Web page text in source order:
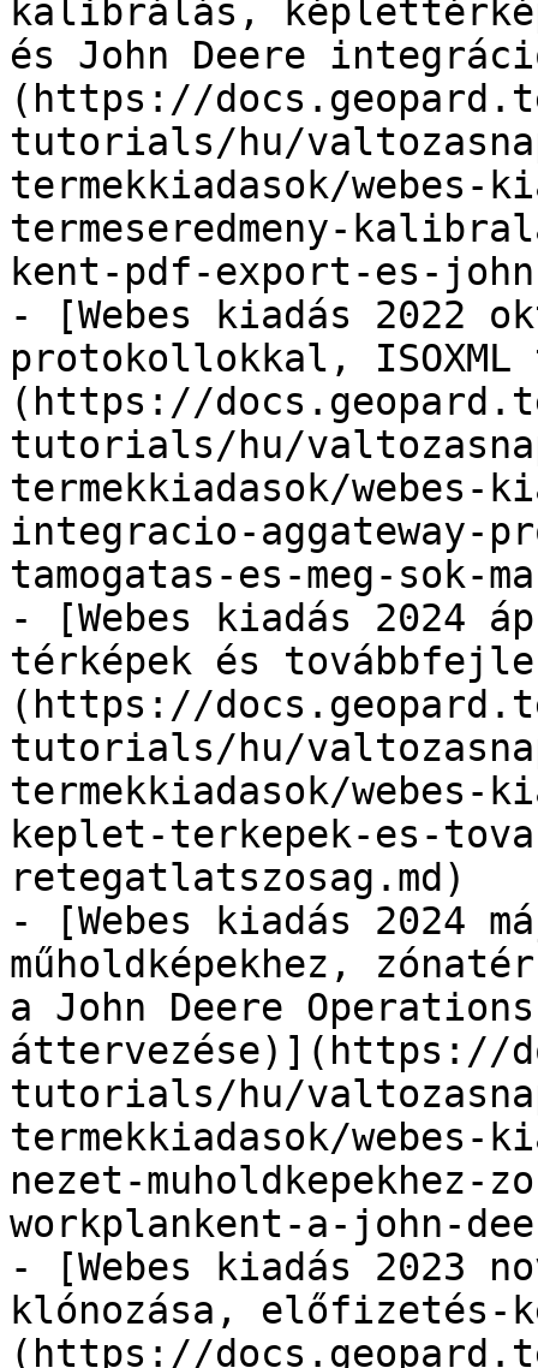
kalibrálás,
és John Deere
(https://
tutorials/hu/
termekkiadasok/webes-
termeseredmeny-
kent-pdf-export-es-
- [Webes kiadás 2022
protokollokkal, ISOXML
(https://
tutorials/hu/
termekkiadasok/webes-
integracio-aggateway-
tamogatas-es-meg-sok-
- [Webes kiadás
térképek és
(https://
tutorials/hu/
termekkiadasok/
keplet-terkepek-es-
retegatlatszosag.md)
- [Webes kiadás 2024
műholdképekhez,
a John Deere
áttervezése)](https://
tutorials/hu/
termekkiadasok/webes-
nezet-muholdkepekhez-
workplankent-a-john-
- [Webes kiadás 2023
klónozása, előfizetés-
(https://